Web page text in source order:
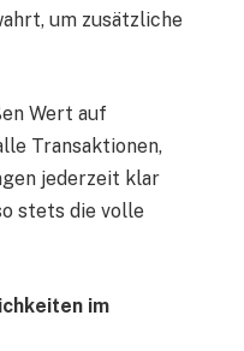
um zusätzliche
Wert auf
Transaktionen,
jederzeit klar
stets die volle
im